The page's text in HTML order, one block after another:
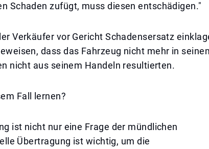
Schaden zufügt, muss diesen entschädigen."
Verkäufer vor Gericht Schadensersatz
dass das Fahrzeug nicht mehr in
nicht aus seinem Handeln resultierten.
Fall lernen?
ist nicht nur eine Frage der mündlichen
Übertragung ist wichtig, um die